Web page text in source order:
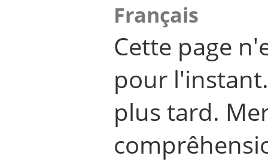
Français
Cette page
pour
plus tard.